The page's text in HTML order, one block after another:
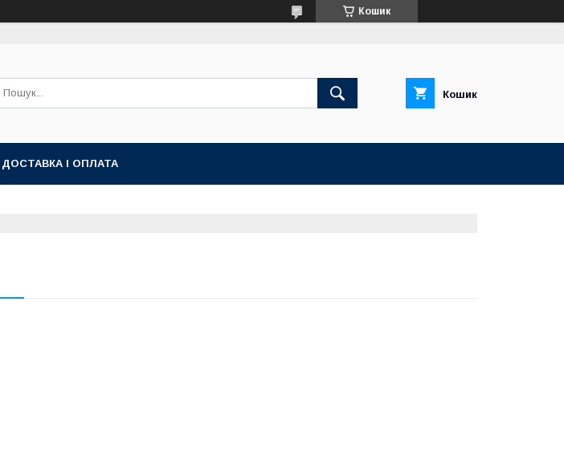
Кошик
Кошик
ДОСТАВКА І ОПЛАТА